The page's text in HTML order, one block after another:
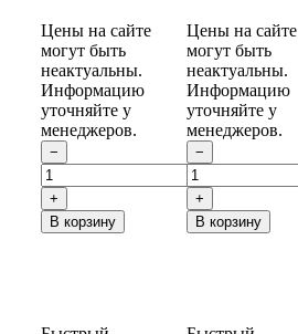
Цены на сайте
могут быть
неактуальны.
Информацию
уточняйте у
менеджеров.
−
+
В корзину
Цены на сайте
могут быть
неактуальны.
Информацию
уточняйте у
менеджеров.
−
+
В корзину